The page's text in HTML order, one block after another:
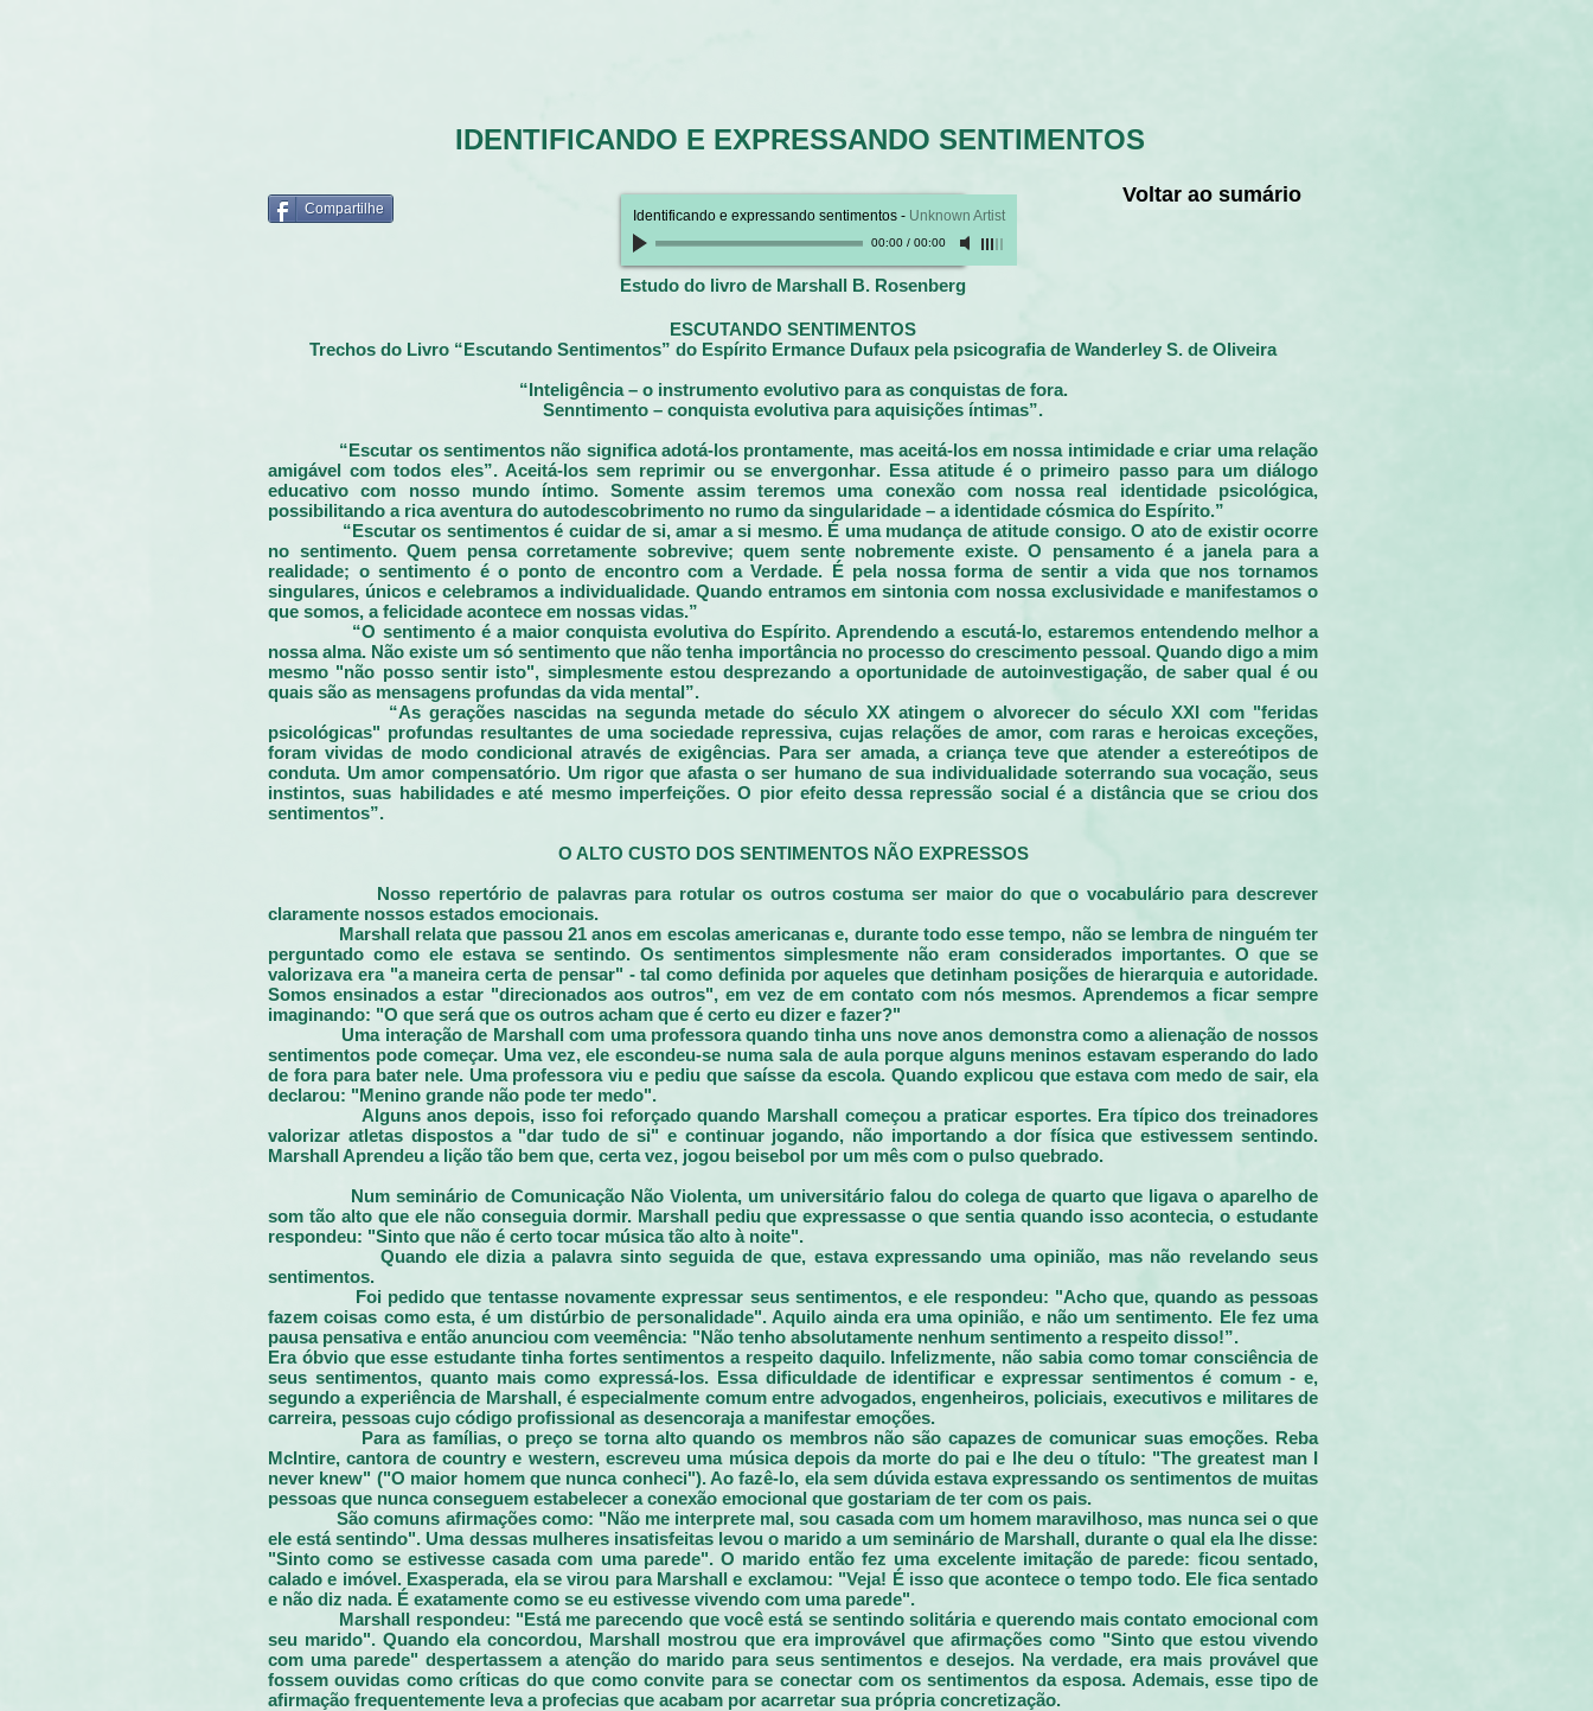
IDENTIFICANDO E EXPRESSANDO SENTIMENTOS
Compartilhe Identificando e expressando sentimentos - Unknown Artist
00:00/ 00:00
Voltar ao sumário
Estudo do livro de Marshall B. Rosenberg
ESCUTANDO SENTIMENTOS
Trechos do Livro “Escutando Sentimentos” do Espírito Ermance Dufaux pela psicografia de Wanderley S. de Oliveira
“Inteligência – o instrumento evolutivo para as conquistas de fora.
Senntimento – conquista evolutiva para aquisições íntimas”.
“Escutar os sentimentos não significa adotá-los prontamente, mas aceitá-los em nossa intimidade e criar uma relação
amigável com todos eles”. Aceitá-los sem reprimir ou se envergonhar. Essa atitude é o primeiro passo para um diálogo
educativo com nosso mundo íntimo. Somente assim teremos uma conexão com nossa real identidade psicológica,
possibilitando a rica aventura do autodescobrimento no rumo da singularidade – a identidade cósmica do Espírito.”
“Escutar os sentimentos é cuidar de si, amar a si mesmo. É uma mudança de atitude consigo. O ato de existir ocorre
no sentimento. Quem pensa corretamente sobrevive; quem sente nobremente existe. O pensamento é a janela para a
realidade; o sentimento é o ponto de encontro com a Verdade. É pela nossa forma de sentir a vida que nos tornamos
singulares, únicos e celebramos a individualidade. Quando entramos em sintonia com nossa exclusividade e manifestamos o
que somos, a felicidade acontece em nossas vidas.”
“O sentimento é a maior conquista evolutiva do Espírito. Aprendendo a escutá-lo, estaremos entendendo melhor a
nossa alma. Não existe um só sentimento que não tenha importância no processo do crescimento pessoal. Quando digo a mim
mesmo "não posso sentir isto", simplesmente estou desprezando a oportunidade de autoinvestigação, de saber qual é ou
quais são as mensagens profundas da vida mental”.
“As gerações nascidas na segunda metade do século XX atingem o alvorecer do século XXI com "feridas
psicológicas" profundas resultantes de uma sociedade repressiva, cujas relações de amor, com raras e heroicas exceções,
foram vividas de modo condicional através de exigências. Para ser amada, a criança teve que atender a estereótipos de
conduta. Um amor compensatório. Um rigor que afasta o ser humano de sua individualidade soterrando sua vocação, seus
instintos, suas habilidades e até mesmo imperfeições. O pior efeito dessa repressão social é a distância que se criou dos
sentimentos”.
O ALTO CUSTO DOS SENTIMENTOS NÃO EXPRESSOS
Nosso repertório de palavras para rotular os outros costuma ser maior do que o vocabulário para descrever
claramente nossos estados emocionais.
Marshall relata que passou 21 anos em escolas americanas e, durante todo esse tempo, não se lembra de ninguém ter
perguntado como ele estava se sentindo. Os sentimentos simplesmente não eram considerados importantes. O que se
valorizava era "a maneira certa de pensar" - tal como definida por aqueles que detinham posições de hierarquia e autoridade.
Somos ensinados a estar "direcionados aos outros", em vez de em contato com nós mesmos. Aprendemos a ficar sempre
imaginando: "O que será que os outros acham que é certo eu dizer e fazer?"
Uma interação de Marshall com uma professora quando tinha uns nove anos demonstra como a alienação de nossos
sentimentos pode começar. Uma vez, ele escondeu-se numa sala de aula porque alguns meninos estavam esperando do lado
de fora para bater nele. Uma professora viu e pediu que saísse da escola. Quando explicou que estava com medo de sair, ela
declarou: "Menino grande não pode ter medo".
Alguns anos depois, isso foi reforçado quando Marshall começou a praticar esportes. Era típico dos treinadores
valorizar atletas dispostos a "dar tudo de si" e continuar jogando, não importando a dor física que estivessem sentindo.
Marshall Aprendeu a lição tão bem que, certa vez, jogou beisebol por um mês com o pulso quebrado.
Num seminário de Comunicação Não Violenta, um universitário falou do colega de quarto que ligava o aparelho de
som tão alto que ele não conseguia dormir. Marshall pediu que expressasse o que sentia quando isso acontecia, o estudante
respondeu: "Sinto que não é certo tocar música tão alto à noite".
Quando ele dizia a palavra sinto seguida de que, estava expressando uma opinião, mas não revelando seus
sentimentos.
Foi pedido que tentasse novamente expressar seus sentimentos, e ele respondeu: "Acho que, quando as pessoas
fazem coisas como esta, é um distúrbio de personalidade". Aquilo ainda era uma opinião, e não um sentimento. Ele fez uma
pausa pensativa e então anunciou com veemência: "Não tenho absolutamente nenhum sentimento a respeito disso!”.
Era óbvio que esse estudante tinha fortes sentimentos a respeito daquilo. Infelizmente, não sabia como tomar consciência de
seus sentimentos, quanto mais como expressá-los. Essa dificuldade de identificar e expressar sentimentos é comum - e,
segundo a experiência de Marshall, é especialmente comum entre advogados, engenheiros, policiais, executivos e militares de
carreira, pessoas cujo código profissional as desencoraja a manifestar emoções.
Para as famílias, o preço se torna alto quando os membros não são capazes de comunicar suas emoções. Reba
McIntire, cantora de country e western, escreveu uma música depois da morte do pai e lhe deu o título: "The greatest man I
never knew" ("O maior homem que nunca conheci"). Ao fazê-lo, ela sem dúvida estava expressando os sentimentos de muitas
pessoas que nunca conseguem estabelecer a conexão emocional que gostariam de ter com os pais.
São comuns afirmações como: "Não me interprete mal, sou casada com um homem maravilhoso, mas nunca sei o que
ele está sentindo". Uma dessas mulheres insatisfeitas levou o marido a um seminário de Marshall, durante o qual ela lhe disse:
"Sinto como se estivesse casada com uma parede". O marido então fez uma excelente imitação de parede: ficou sentado,
calado e imóvel. Exasperada, ela se virou para Marshall e exclamou: "Veja! É isso que acontece o tempo todo. Ele fica sentado
e não diz nada. É exatamente como se eu estivesse vivendo com uma parede".
Marshall respondeu: "Está me parecendo que você está se sentindo solitária e querendo mais contato emocional com
seu marido". Quando ela concordou, Marshall mostrou que era improvável que afirmações como "Sinto que estou vivendo
com uma parede" despertassem a atenção do marido para seus sentimentos e desejos. Na verdade, era mais provável que
fossem ouvidas como críticas do que como convite para se conectar com os sentimentos da esposa. Ademais, esse tipo de
afirmação frequentemente leva a profecias que acabam por acarretar sua própria concretização.